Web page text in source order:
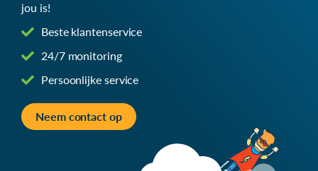
jou is!
Beste klantenservice
24/7 monitoring
Persoonlijke service
Neem contact op